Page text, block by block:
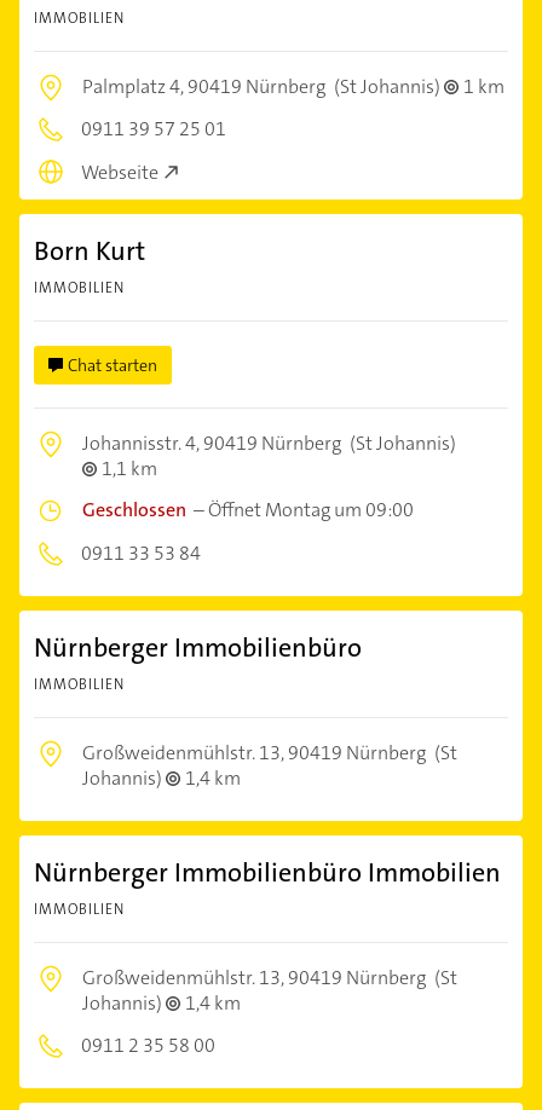
IMMOBILIEN
Palmplatz 4,90419 Nürnberg (St Johannis)
1 km
0911 39 57 25 01
Webseite
Born Kurt
IMMOBILIEN
Chat starten
Johannisstr. 4,90419 Nürnberg (St Johannis)
1,1 km
Geschlossen –Öffnet Montag um 09:00
0911 33 53 84
Nürnberger Immobilienbüro
IMMOBILIEN
Großweidenmühlstr. 13,90419 Nürnberg (St
Johannis)
1,4 km
Nürnberger Immobilienbüro Immobilien
IMMOBILIEN
Großweidenmühlstr. 13,90419 Nürnberg (St
Johannis)
1,4 km
0911 2 35 58 00